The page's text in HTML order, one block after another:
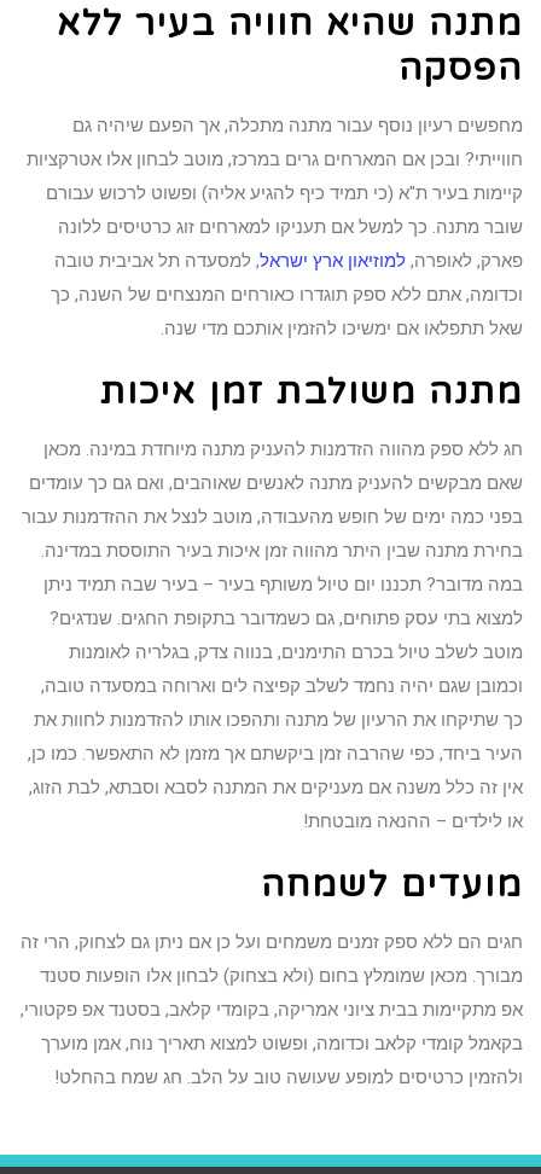
מתנה שהיא חוויה בעיר ללא
הפסקה
מחפשים רעיון נוסף עבור מתנה מתכלה, אך הפעם שיהיה גם
חווייתי? ובכן אם המארחים גרים במרכז, מוטב לבחון אלו אטרקציות
קיימות בעיר ת"א (כי תמיד כיף להגיע אליה) ופשוט לרכוש עבורם
שובר מתנה. כך למשל אם תעניקו למארחים זוג כרטיסים ללונה
פארק, לאופרה, למוזיאון ארץ ישראל, למסעדה תל אביבית טובה
וכדומה, אתם ללא ספק תוגדרו כאורחים המנצחים של השנה, כך
שאל תתפלאו אם ימשיכו להזמין אותכם מדי שנה.
מתנה משולבת זמן איכות
חג ללא ספק מהווה הזדמנות להעניק מתנה מיוחדת במינה. מכאן
שאם מבקשים להעניק מתנה לאנשים שאוהבים, ואם גם כך עומדים
בפני כמה ימים של חופש מהעבודה, מוטב לנצל את ההזדמנות עבור
בחירת מתנה שבין היתר מהווה זמן איכות בעיר התוססת במדינה.
במה מדובר? תכננו יום טיול משותף בעיר – בעיר שבה תמיד ניתן
למצוא בתי עסק פתוחים, גם כשמדובר בתקופת החגים. שנדגים?
מוטב לשלב טיול בכרם התימנים, בנווה צדק, בגלריה לאומנות
וכמובן שגם יהיה נחמד לשלב קפיצה לים וארוחה במסעדה טובה,
כך שתיקחו את הרעיון של מתנה ותהפכו אותו להזדמנות לחוות את
העיר ביחד, כפי שהרבה זמן ביקשתם אך מזמן לא התאפשר. כמו כן,
אין זה כלל משנה אם מעניקים את המתנה לסבא וסבתא, לבת הזוג,
או לילדים – ההנאה מובטחת!
מועדים לשמחה
חגים הם ללא ספק זמנים משמחים ועל כן אם ניתן גם לצחוק, הרי זה
מבורך. מכאן שמומלץ בחום (ולא בצחוק) לבחון אלו הופעות סטנד
אפ מתקיימות בבית ציוני אמריקה, בקומדי קלאב, בסטנד אפ פקטורי,
בקאמל קומדי קלאב וכדומה, ופשוט למצוא תאריך נוח, אמן מוערך
ולהזמין כרטיסים למופע שעושה טוב על הלב. חג שמח בהחלט!